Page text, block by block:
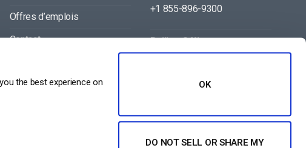
the best experience on
OK
DO NOT SELL OR SHARE MY
Offres d’emplois
Contact
+1 855-896-9300
Beijing Office
+86 105-123-5043